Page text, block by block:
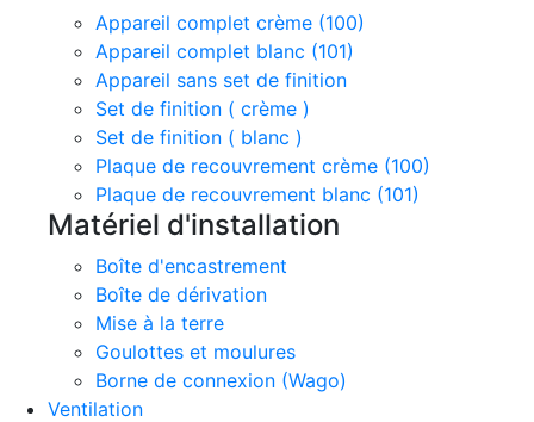
Appareil complet crème (100)
Appareil complet blanc (101)
Appareil sans set de finition
Set de finition ( crème )
Set de finition ( blanc )
Plaque de recouvrement crème (100)
Plaque de recouvrement blanc (101)
Matériel d'installation
Boîte d'encastrement
Boîte de dérivation
Mise à la terre
Goulottes et moulures
Borne de connexion (Wago)
Ventilation